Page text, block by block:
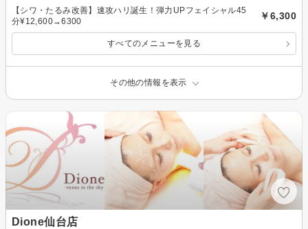
【シワ・たるみ改善】速攻ハリ誕生！弾力UPフェイシャル45
分¥12,600→6300
￥6,300
すべてのメニューを見る
その他の情報を表示
Dione仙台店